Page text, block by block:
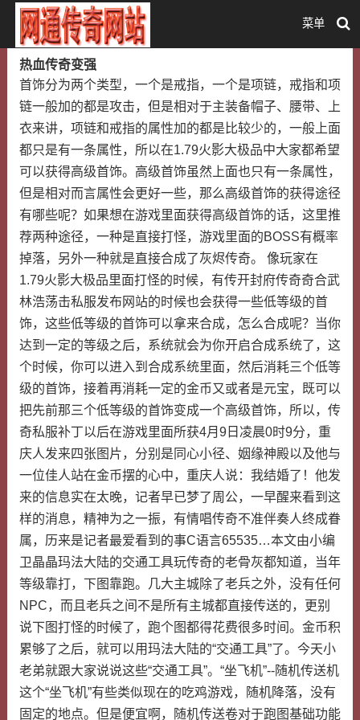
菜单
热血传奇变强
首饰分为两个类型，一个是戒指，一个是项链，戒指和项
链一般加的都是攻击，但是相对于主装备帽子、腰带、上
衣来讲，项链和戒指的属性加的都是比较少的，一般上面
都只是有一条属性，所以在1.79火影大极品中大家都希望
可以获得高级首饰。高级首饰虽然上面也只有一条属性，
但是相对而言属性会更好一些，那么高级首饰的获得途径
有哪些呢？如果想在游戏里面获得高级首饰的话，这里推
荐两种途径，一种是直接打怪，游戏里面的BOSS有概率
掉落，另外一种就是直接合成了灰烬传奇。 像玩家在
1.79火影大极品里面打怪的时候，有传开封府传奇奇合武
林浩荡击私服发布网站的时候也会获得一些低等级的首
饰，这些低等级的首饰可以拿来合成，怎么合成呢？当你
达到一定的等级之后，系统就会为你开启合成系统了，这
个时候，你可以进入到合成系统里面，然后消耗三个低等
级的首饰，接着再消耗一定的金币又或者是元宝，既可以
把先前那三个低等级的首饰变成一个高级首饰，所以，传
奇私服补丁以后在游戏里面所获4月9日凌晨0时9分，重
庆人发来四张图片，分别是同心小径、姻缘神殿以及他与
一位佳人站在金币摆的心中，重庆人说：我结婚了！他发
来的信息实在太晚，记者早已梦了周公，一早醒来看到这
样的消息，精神为之一振，有情唱传奇不准伴奏人终成眷
属，历来是记者最爱看到的事C语言65535…本文由小编
卫晶晶玛法大陆的交通工具玩传奇的老骨灰都知道，当年
等级靠打，下图靠跑。几大主城除了老兵之外，没有任何
NPC，而且老兵之间不是所有主城都直接传送的，更别
说下图打怪的时候了，跑个图都得花费很多时间。金币积
累够了之后，就可以用玛法大陆的“交通工具”了。今天小
老弟就跟大家说说这些“交通工具”。“坐飞机”--随机传送机
这个“坐飞机”有些类似现在的吃鸡游戏，随机降落，没有
固定的地点。但是便宜啊，随机传送卷对于跑图基础功能